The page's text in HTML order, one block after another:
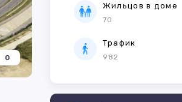
0
Жильцов в доме
70
Трафик
982